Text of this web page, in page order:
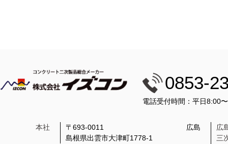
0853-
電話受付時間：平日8:00
本社
〒693-0011
島根県出雲市大津町1778-1
広島
広
三